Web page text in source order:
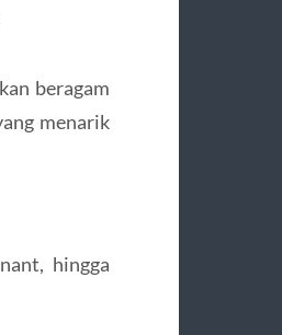
beragam
menarik
hingga